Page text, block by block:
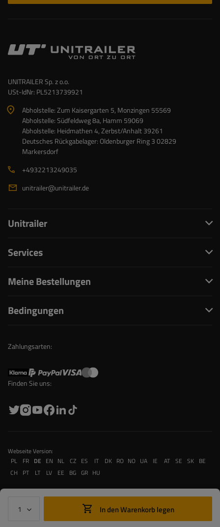
In den Warenkorb legen
UNITRAILER Sp. z o.o.
USt-IdNr: PL5213739921
Abholstelle: Zum Kaisergarten 5, Monzingen 55569
Abholstelle: Südfeldweg 8a, Hamm 59069
Abholstelle: Heidmathen 4, Zerbst/Anhalt 39261
Deutsches Rückgabelager: Oldenburger Ring 3 02829
Markersdorf
+4932213249035
unitrailer@unitrailer.de
Unitrailer
Services
Meine Bestellungen
Bedingungen
Zahlungsarten:
Finden Sie uns:
Webseite Version:
PL
FR DE EN NL CZ ES IT DK RO NO UA IE AT SE SK BE
CH
PT LT LV EE BG GR HU